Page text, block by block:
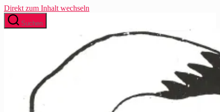
Direkt zum Inhalt wechseln
Suchen